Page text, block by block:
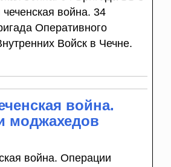
война. 34
Оперативного
Войск в Чечне.
война.
моджахедов
война. Операции